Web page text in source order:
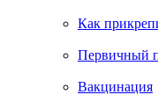
Как
Первичный
Вакцинация